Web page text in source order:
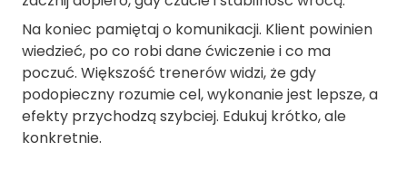
Na koniec pamiętaj o komunikacji. Klient powinien
wiedzieć, po co robi dane ćwiczenie i co ma
poczuć. Większość trenerów widzi, że gdy
podopieczny rozumie cel, wykonanie jest lepsze, a
efekty przychodzą szybciej. Edukuj krótko, ale
konkretnie.